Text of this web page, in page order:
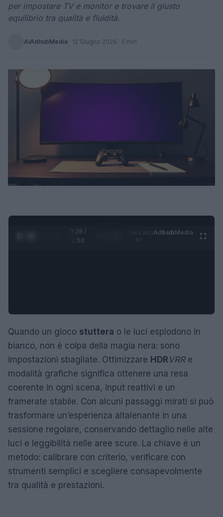
per impostare TV e monitor e trovare il giusto
equilibrio tra qualità e fluidità.
AiAdhubMedia · 12 Giugno 2026 · 5 min
0:29 /
1:50
AdhubMedia
Quando un gioco stuttera o le luci esplodono in
bianco, non è colpa della magia nera: sono
impostazioni sbagliate. Ottimizzare HDR VRRe
modalità grafiche significa ottenere una resa
coerente in ogni scena, input reattivi e un
framerate stabile. Con alcuni passaggi mirati si può
trasformare un’esperienza altalenante in una
sessione regolare, conservando dettaglio nelle alte
luci e leggibilità nelle aree scure. La chiave è un
metodo: calibrare con criterio, verificare con
strumenti semplici e scegliere consapevolmente
tra qualità e prestazioni.